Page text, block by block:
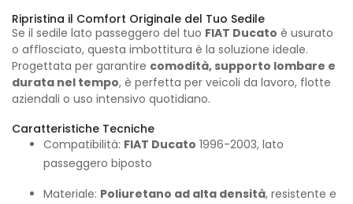
Ripristina il Comfort Originale del Tuo Sedile
Se il sedile lato passeggero del tuo FIAT Ducato è usurato
o afflosciato, questa imbottitura è la soluzione ideale.
Progettata per garantire comodità, supporto lombare e
durata nel tempo, è perfetta per veicoli da lavoro, flotte
aziendali o uso intensivo quotidiano.
Caratteristiche Tecniche
Compatibilità: FIAT Ducato 1996-2003, lato
passeggero biposto
Materiale: Poliuretano ad alta densità, resistente e